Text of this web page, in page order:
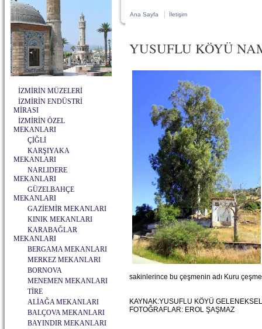
İZMİRİN MÜZELERİ
İZMİRİN ENDÜSTRİ
MİRASI
İZMİRİN ÖZEL
MEKANLARI
ÇİĞLİ
KARŞIYAKA
MEKANLARI
NARLIDERE
MEKANLARI
GÜZELBAHÇE
MEKANLARI
GAZİEMİR MEKANLARI
KINIK MEKANLARI
KARABAĞLAR
MEKANLARI
BERGAMA MEKANLARI
MERKEZ MEKANLARI
BORNOVA
MENEMEN MEKANLARI
TİRE
ALİAĞA MEKANLARI
BALÇOVA MEKANLARI
BAYINDIR MEKANLARI
Ana Sayfa İletişim
YUSUFLU KÖYÜ
sakinlerince bu çeşmenin adı Kuru
KAYNAK:YUSUFLU KÖYÜ
FOTOĞRAFLAR: EROL ŞAŞMAZ